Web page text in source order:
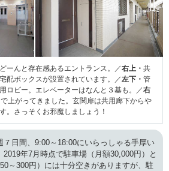
ーんと存在感あるエントランス。／右上・ 共
配ボックスが設置されています。／左下・ 管
ロビー。エレベーターはなんと３基も。／右
上がってきました。玄関扉は共用廊下からや
。さっそくお邪魔しましょう！
７日間、9:00～18:00にいらっしゃる手厚い
2019年7月時点で駐車場（月額30,000円）と
～300円）には十分空きがありますが、駐